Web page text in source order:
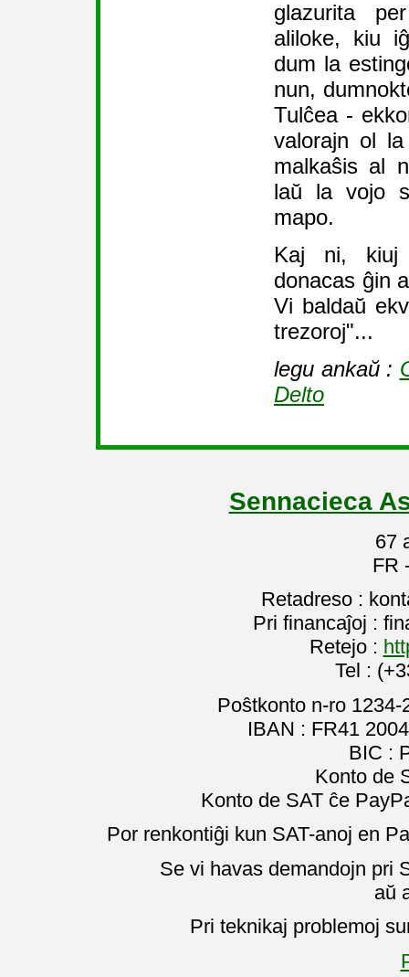
glazurita
aliloke, kiu
dum la
nun,
Tulĉea -
valorajn ol
malkaŝis al
laŭ la vojo
mapo.
Kaj ni, kiuj
donacas ĝin
Vi baldaŭ
trezoroj"...
legu ankaŭ :
Delto
Sennacieca
67
FR
Retadreso :
Pri financaĵoj :
Retejo :
Tel :
Poŝtkonto n-ro
IBAN : FR41
BIC :
Konto de
Konto de SAT ĉe
Por renkontiĝi kun SAT-anoj en
Se vi havas demandojn pri
aŭ
Pri teknikaj problemoj